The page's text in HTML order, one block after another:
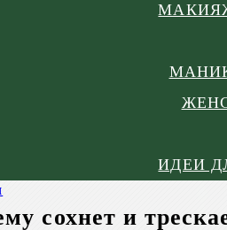
ИДЕИ
сохнет и